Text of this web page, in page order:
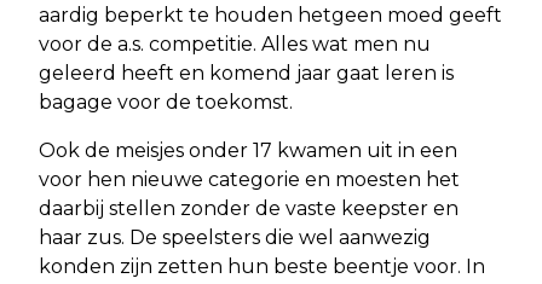
aardig beperkt te houden hetgeen moed geeft
voor de a.s. competitie. Alles wat men nu
geleerd heeft en komend jaar gaat leren is
bagage voor de toekomst.
Ook de meisjes onder 17 kwamen uit in een
voor hen nieuwe categorie en moesten het
daarbij stellen zonder de vaste keepster en
haar zus. De speelsters die wel aanwezig
konden zijn zetten hun beste beentje voor. In